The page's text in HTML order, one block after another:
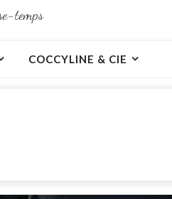
temps
COCCYLINE & CIE